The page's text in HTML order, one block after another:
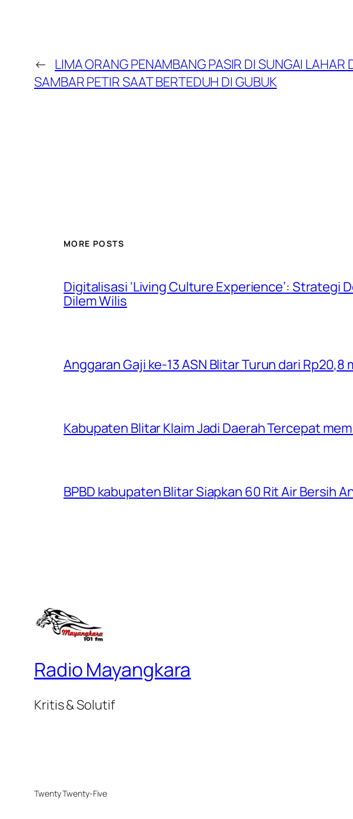
← LIMA ORANG PENAMBANG PASIR DI SUNGAI LAHAR
SAMBAR PETIR SAAT BERTEDUH DI GUBUK
MORE POSTS
Digitalisasi ‘Living Culture Experience’: Strategi
Dilem Wilis
Anggaran Gaji ke-13 ASN Blitar Turun dari Rp20,8
Kabupaten Blitar Klaim Jadi Daerah Tercepat
BPBD kabupaten Blitar Siapkan 60 Rit Air Bersih
Radio Mayangkara
Kritis & Solutif
Twenty Twenty-Five